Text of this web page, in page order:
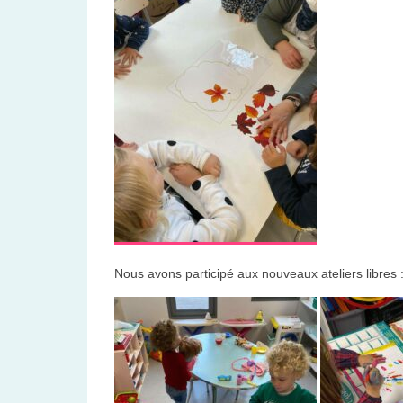
Nous avons participé aux nouveaux ateliers libres